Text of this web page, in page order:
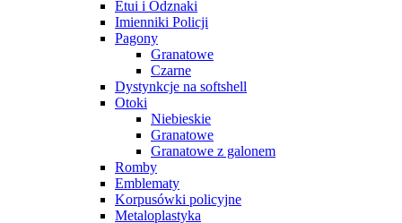
Etui i Odznaki
Imienniki Policji
Pagony
Granatowe
Czarne
Dystynkcje na softshell
Otoki
Niebieskie
Granatowe
Granatowe z galonem
Romby
Emblematy
Korpusówki policyjne
Metaloplastyka